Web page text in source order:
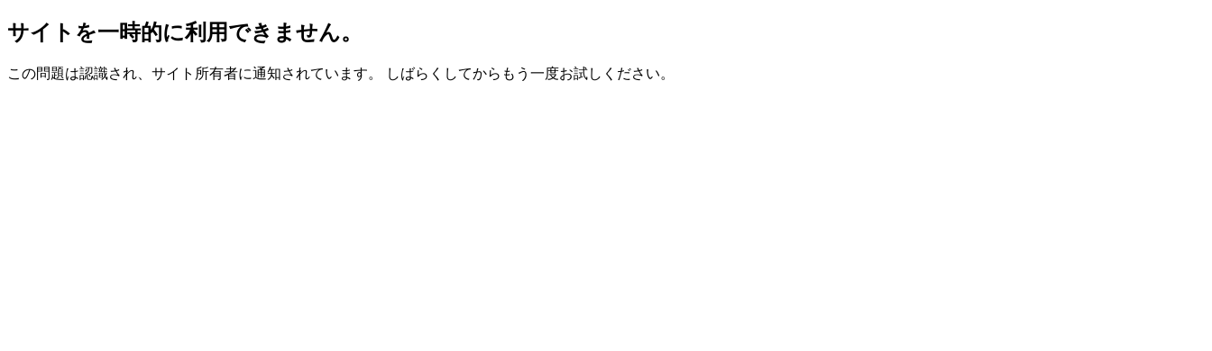
サイトを一時的に利用できません。
この問題は認識され、サイト所有者に通知されています。 しばらくしてからもう一度お試しください。